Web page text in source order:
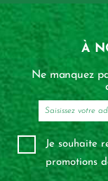
À
Ne manquez
Je souhaite
promotions